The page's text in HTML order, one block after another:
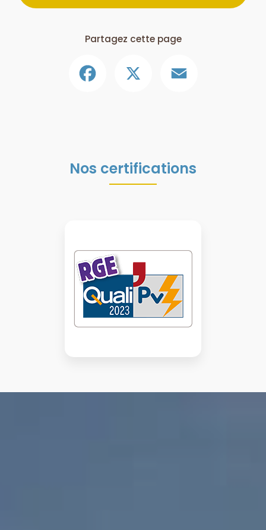
Partagez cette page
Nos certifications